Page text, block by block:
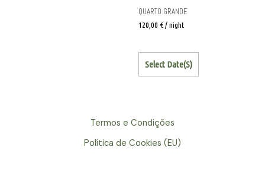
QUARTO GRANDE
120,00 € / night
Select Date(s)
Termos e Condições
Política de Cookies (EU)